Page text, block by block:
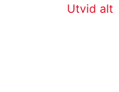
Utvid alt